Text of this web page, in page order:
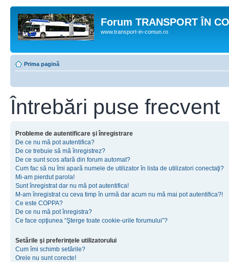
Forum TRANSPORT ÎN
www.transport-in-comun.ro
Prima pagină
Întrebări puse frecvent
Probleme de autentificare şi înregistrare
De ce nu mă pot autentifica?
De ce trebuie să mă înregistrez?
De ce sunt scos afară din forum automat?
Cum fac să nu îmi apară numele de utilizator în lista de utilizatori conectaţi?
Mi-am pierdut parola!
Sunt înregistrat dar nu mă pot autentifica!
M-am înregistrat cu ceva timp în urmă dar acum nu mă mai pot autentifica?!
Ce este COPPA?
De ce nu mă pot înregistra?
Ce face opţiunea “Şterge toate cookie-urile forumului”?
Setările şi preferinţele utilizatorului
Cum îmi schimb setările?
Orele nu sunt corecte!